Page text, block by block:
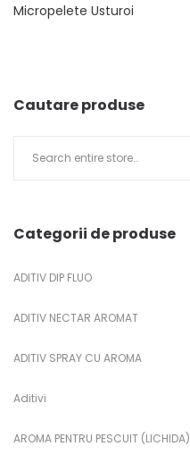
Micropelete Usturoi
Cautare produse
Categorii de produse
ADITIV DIP FLUO
ADITIV NECTAR AROMAT
ADITIV SPRAY CU AROMA
Aditivi
AROMA PENTRU PESCUIT (LICHIDA)